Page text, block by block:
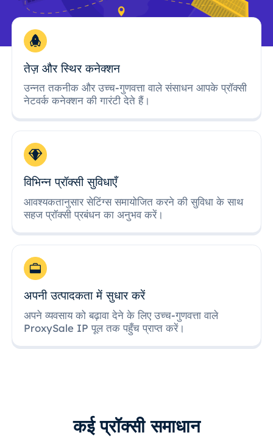
तेज़ और स्थिर कनेक्शन
उन्नत तकनीक और उच्च-गुणवत्ता वाले संसाधन आपके प्रॉक्सी
नेटवर्क कनेक्शन की गारंटी देते हैं।
विभिन्न प्रॉक्सी सुविधाएँ
आवश्यकतानुसार सेटिंग्स समायोजित करने की सुविधा के साथ
सहज प्रॉक्सी प्रबंधन का अनुभव करें।
अपनी उत्पादकता में सुधार करें
अपने व्यवसाय को बढ़ावा देने के लिए उच्च-गुणवत्ता वाले
ProxySale IP पूल तक पहुँच प्राप्त करें।
कई प्रॉक्सी समाधान